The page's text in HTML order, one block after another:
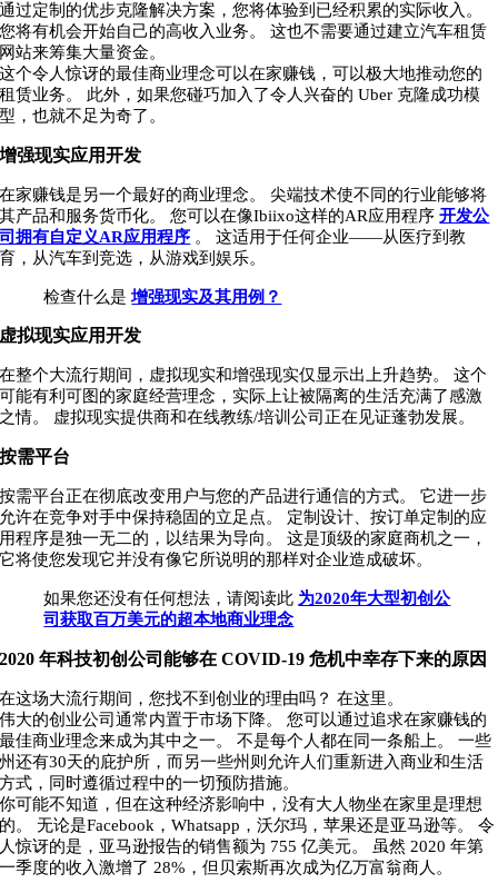
通过定制的优步克隆解决方案，您将体验到已经积累的实际收入。
您将有机会开始自己的高收入业务。 这也不需要通过建立汽车租赁
网站来筹集大量资金。
这个令人惊讶的最佳商业理念可以在家赚钱，可以极大地推动您的
租赁业务。 此外，如果您碰巧加入了令人兴奋的 Uber 克隆成功模
型，也就不足为奇了。
增强现实应用开发
在家赚钱是另一个最好的商业理念。 尖端技术使不同的行业能够将
其产品和服务货币化。 您可以在像Ibiixo这样的AR应用程序开发公
司拥有自定义AR应用程序 。 这适用于任何企业——从医疗到教
育，从汽车到竞选，从游戏到娱乐。
检查什么是增强现实及其用例？
虚拟现实应用开发
在整个大流行期间，虚拟现实和增强现实仅显示出上升趋势。 这个
可能有利可图的家庭经营理念，实际上让被隔离的生活充满了感激
之情。 虚拟现实提供商和在线教练/培训公司正在见证蓬勃发展。
按需平台
按需平台正在彻底改变用户与您的产品进行通信的方式。 它进一步
允许在竞争对手中保持稳固的立足点。 定制设计、按订单定制的应
用程序是独一无二的，以结果为导向。 这是顶级的家庭商机之一，
它将使您发现它并没有像它所说明的那样对企业造成破坏。
如果您还没有任何想法，请阅读此 为2020年大型初创公
司获取百万美元的超本地商业理念
2020 年科技初创公司能够在 COVID-19 危机中幸存下来的原因
在这场大流行期间，您找不到创业的理由吗？ 在这里。
伟大的创业公司通常内置于市场下降。 您可以通过追求在家赚钱的
最佳商业理念来成为其中之一。 不是每个人都在同一条船上。 一些
州还有30天的庇护所，而另一些州则允许人们重新进入商业和生活
方式，同时遵循过程中的一切预防措施。
你可能不知道，但在这种经济影响中，没有大人物坐在家里是理想
的。 无论是Facebook，Whatsapp，沃尔玛，苹果还是亚马逊等。 令
人惊讶的是，亚马逊报告的销售额为 755 亿美元。 虽然 2020 年第
一季度的收入激增了 28%，但贝索斯再次成为亿万富翁商人。